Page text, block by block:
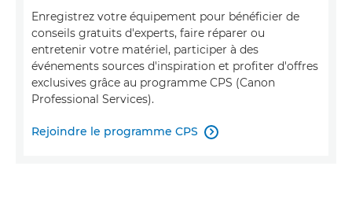
Enregistrez votre équipement pour bénéficier de
conseils gratuits d'experts, faire réparer ou
entretenir votre matériel, participer à des
événements sources d'inspiration et profiter d'offres
exclusives grâce au programme CPS (Canon
Professional Services).
Rejoindre le programme CPS 